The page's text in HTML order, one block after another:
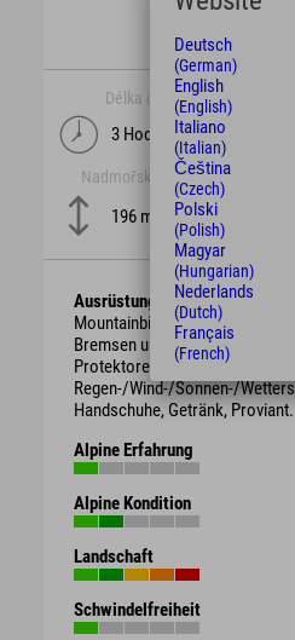
Délka času
3 Hodiny
Nadmořská výška
196 m
Ausrüstung
Mountainbike mit
Bremsen und genügend
Protektoren.
Regen-/Wind-/Sonnen-/
Handschuhe, Getränk, Proviant.
Alpine Erfahrung
Alpine Kondition
Landschaft
Schwindelfreiheit
Deutsch
(German)
English
(English)
Italiano
(Italian)
Čeština
(Czech)
Polski
(Polish)
Magyar
(Hungarian)
Nederlands
(Dutch)
Français
(French)